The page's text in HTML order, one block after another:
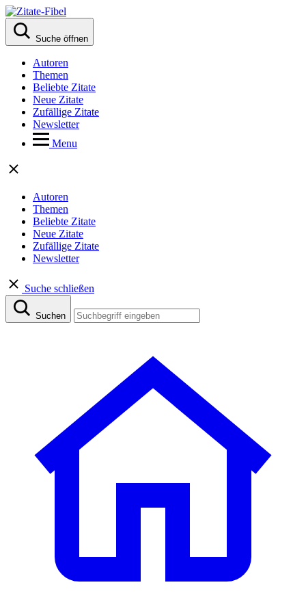
Suche öffnen
Autoren
Themen
Beliebte Zitate
Neue Zitate
Zufällige Zitate
Newsletter
Menu
Autoren
Themen
Beliebte Zitate
Neue Zitate
Zufällige Zitate
Newsletter
Suche schließen
Suchen